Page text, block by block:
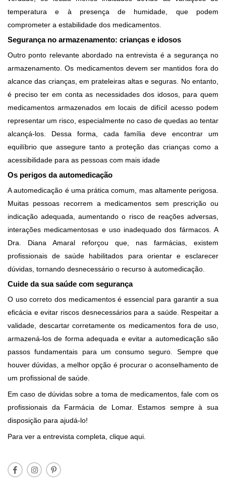
temperatura e à presença de humidade, que podem
comprometer a estabilidade dos medicamentos.
Segurança no armazenamento: crianças e idosos
Outro ponto relevante abordado na entrevista é a segurança no
armazenamento. Os medicamentos devem ser mantidos fora do
alcance das crianças, em prateleiras altas e seguras. No entanto,
é preciso ter em conta as necessidades dos idosos, para quem
medicamentos armazenados em locais de difícil acesso podem
representar um risco, especialmente no caso de quedas ao tentar
alcançá-los. Dessa forma, cada família deve encontrar um
equilíbrio que assegure tanto a proteção das crianças como a
acessibilidade para as pessoas com mais idade
Os perigos da automedicação
A automedicação é uma prática comum, mas altamente perigosa.
Muitas pessoas recorrem a medicamentos sem prescrição ou
indicação adequada, aumentando o risco de reações adversas,
interações medicamentosas e uso inadequado dos fármacos. A
Dra. Diana Amaral reforçou que, nas farmácias, existem
profissionais de saúde habilitados para orientar e esclarecer
dúvidas, tornando desnecessário o recurso à automedicação.
Cuide da sua saúde com segurança
O uso correto dos medicamentos é essencial para garantir a sua
eficácia e evitar riscos desnecessários para a saúde. Respeitar a
validade, descartar corretamente os medicamentos fora de uso,
armazená-los de forma adequada e evitar a automedicação são
passos fundamentais para um consumo seguro. Sempre que
houver dúvidas, a melhor opção é procurar o aconselhamento de
um profissional de saúde.
Em caso de dúvidas sobre a toma de medicamentos, fale com os
profissionais da Farmácia de Lomar. Estamos sempre à sua
disposição para ajudá-lo!
Para ver a entrevista completa, clique aqui.